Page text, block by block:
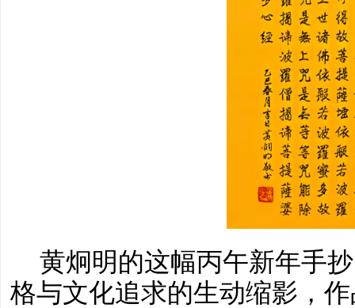
黄炯明的这幅丙午新年手
格与文化追求的生动缩影，